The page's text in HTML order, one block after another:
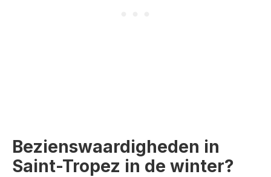
Bezienswaardigheden in
Saint-Tropez in de winter?